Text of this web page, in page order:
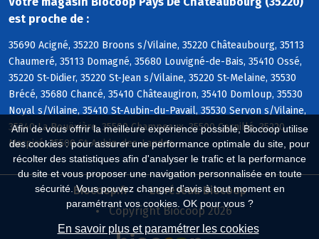
Afin de vous offrir la meilleure expérience possible, Biocoop utilise
des cookies : pour assurer une performance optimale du site, pour
récolter des statistiques afin d'analyser le trafic et la performance
du site et vous proposer une navigation personnalisée en toute
sécurité. Vous pouvez changer d'avis à tout moment en
paramétrant vos cookies. OK pour vous ?
En savoir plus et paramétrer les cookies
est proche de :
35690 Acigné, 35220 Broons s/Vilaine, 35220 Châteaubourg, 35113
Chaumeré, 35113 Domagné, 35680 Louvigné-de-Bais, 35410 Ossé,
35220 St-Didier, 35220 St-Jean s/Vilaine, 35220 St-Melaine, 35530
Brécé, 35680 Chancé, 35410 Châteaugiron, 35410 Domloup, 35530
Noyal s/Vilaine, 35410 St-Aubin-du-Pavail, 35530 Servon s/Vilaine,
35340 La Bouëxière, 35500 Champeaux, 35500 Cornillé, 35220
Marpiré, 35500 St-Aubin-des-Landes
Biocoop.fr
Le réseau Biocoop
Copyright Biocoop 2026